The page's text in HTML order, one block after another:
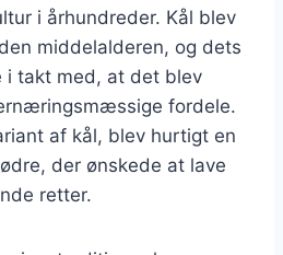
i århundreder. Kål blev
middelalderen, og dets
i takt med, at det blev
fordele.
af kål, blev hurtigt en
der ønskede at lave
retter.